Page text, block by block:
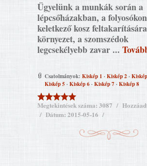
Ügyelünk a munkák során a
lépcsőházakban, a folyosókon
keletkező kosz
környezet, a szomszédok
legcsekélyebb zavar...
Csatolmányok: Kiskép 1 · Kiskép 2 ·
Kiskép 5 · Kiskép 6· Kiskép 7 ·Kiskép 8
Megtekintések száma: 3087
Dátum: 2015-05-16